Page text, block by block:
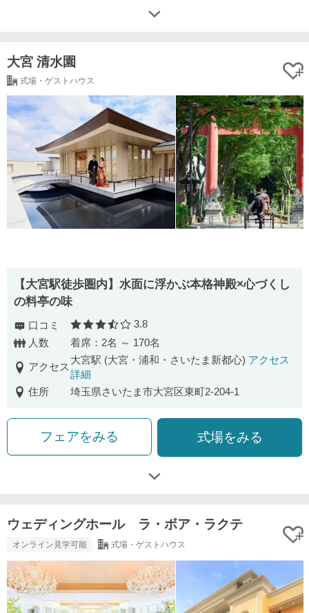
大宮 清水園
式場・ゲストハウス
【大宮駅徒歩圏内】水面に浮かぶ本格神殿×心づくし
の料亭の味
口コミ 口コミ評価
3.8
人数
着席：2名 ～ 170名
アクセス
大宮駅 (大宮・浦和・さいたま新都心) アクセス
詳細
住所
埼玉県さいたま市大宮区東町2-204-1
フェアをみる 式場をみる
ウェディングホール ラ・ボア・ラクテ
オンライン見学可能 式場・ゲストハウス